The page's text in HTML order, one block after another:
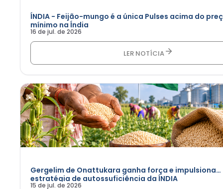
ÍNDIA - Feijão-mungo é a única Pulses acima do
mínimo na Índia
16 de jul. de 2026
LER NOTÍCIA
Gergelim de Onattukara ganha força e impulsiona
estratégia de autossuficiência da ÍNDIA
15 de jul. de 2026